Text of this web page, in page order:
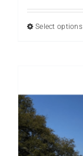
Select options